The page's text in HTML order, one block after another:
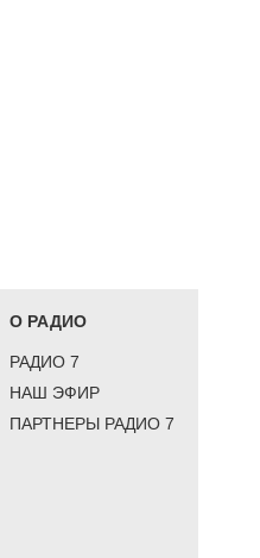
О РАДИО
РАДИО 7
НАШ ЭФИР
ПАРТНЕРЫ РАДИО 7